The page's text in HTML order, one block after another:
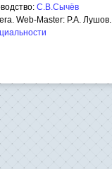
С.В.Сычёв
Web-Master: Р.А. Лушов.